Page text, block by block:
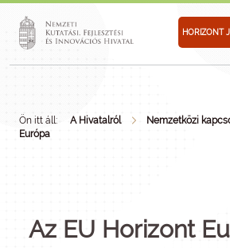
HORIZONT
Ön itt áll: A Hivatalról Nemzetközi
Európa
Az EU Horizont